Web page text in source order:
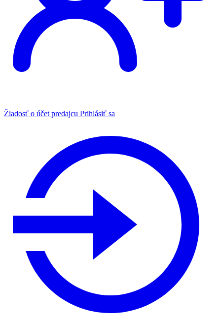
Žiadosť o účet predajcu Prihlásiť sa